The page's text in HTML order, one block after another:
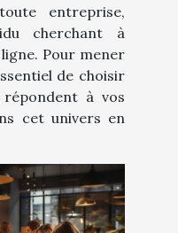
entreprise,
cherchant à
Pour mener
de choisir
à vos
cet univers en